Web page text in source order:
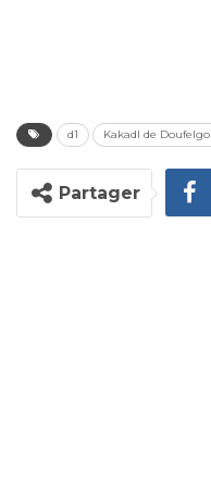
d1 Kakadl de
Partager